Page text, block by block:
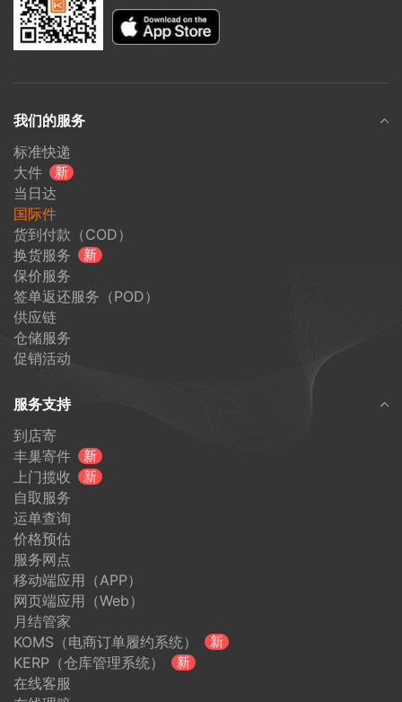
我们的服务
标准快递
大件
新
当日达
国际件
货到付款（COD）
换货服务
新
保价服务
签单返还服务（POD）
供应链
仓储服务
促销活动
服务支持
到店寄
丰巢寄件
新
上门揽收 新
自取服务
运单查询
价格预估
服务网点
移动端应用（APP）
网页端应用（Web）
月结管家
KOMS（电商订单履约系统）
新
KERP（仓库管理系统） 新
在线客服